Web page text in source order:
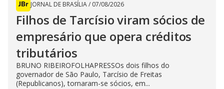
JORNAL DE BRASÍLIA/ 07/08/2026
Filhos de Tarcísio viram sócios de
empresário que opera créditos
tributários
BRUNO RIBEIROFOLHAPRESSOs dois filhos do
governador de São Paulo, Tarcísio de Freitas
(Republicanos), tornaram-se sócios, em...